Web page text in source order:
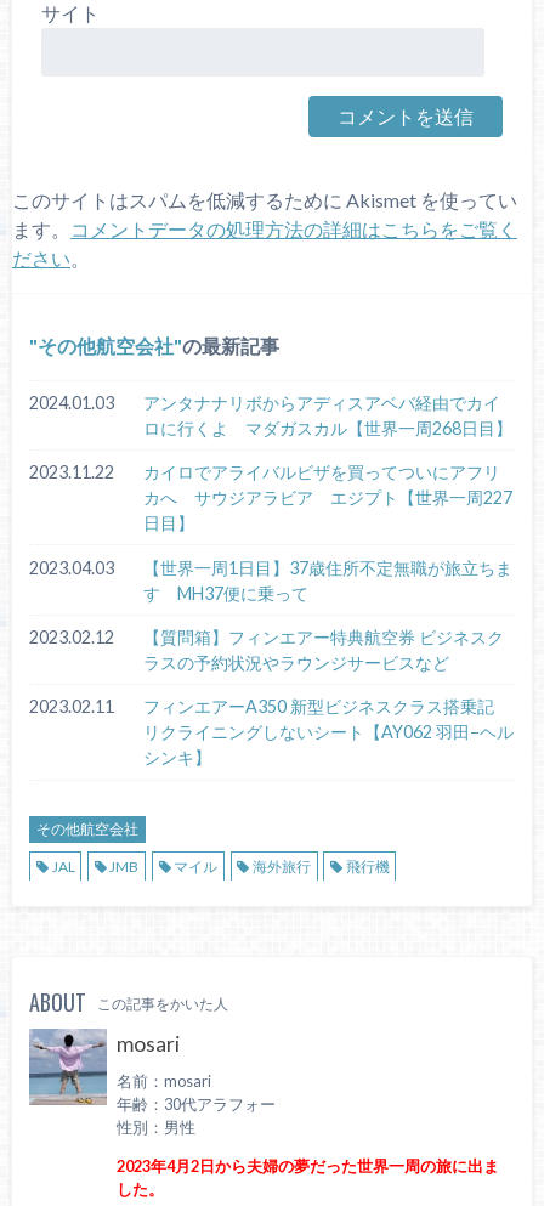
サイト
このサイトはスパムを低減するために Akismet を使ってい
ます。
コメントデータの処理方法の詳細はこちらをご覧く
ださい。
その他航空会社 の最新記事
2024.01.03
アンタナナリボからアディスアベバ経由でカイ
ロに行くよ マダガスカル【世界一周268日目】
2023.11.22
カイロでアライバルビザを買ってついにアフリ
カへ サウジアラビア エジプト【世界一周227
日目】
2023.04.03
【世界一周1日目】37歳住所不定無職が旅立ちま
す MH37便に乗って
2023.02.12
【質問箱】フィンエアー特典航空券 ビジネスク
ラスの予約状況やラウンジサービスなど
2023.02.11
フィンエアーA350 新型ビジネスクラス搭乗記
リクライニングしないシート【AY062 羽田−ヘル
シンキ】
その他航空会社
JAL
JMB マイル 海外旅行 飛行機
ABOUT この記事をかいた人
mosari
名前：mosari
年齢：30代アラフォー
性別：男性
2023年4月2日から夫婦の夢だった世界一周の旅に出ま
した。